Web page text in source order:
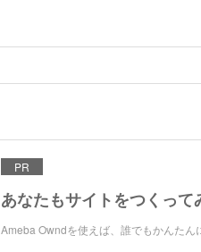
PR
あなたもサイトをつくって
Ameba Owndを使えば、誰でもかんたん